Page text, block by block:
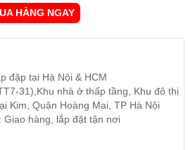
HÀNG NGAY
đặp tại Hà Nội & HCM
31),Khu nhà ở thấp tầng, Khu đô thị
Kim, Quận Hoàng Mai, TP Hà Nội
Giao hàng, lắp đặt tận nơi